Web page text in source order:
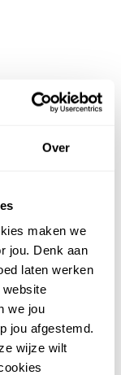
Over
maken we
jou. Denk aan
laten werken
we jou
jou afgestemd.
wijze wilt